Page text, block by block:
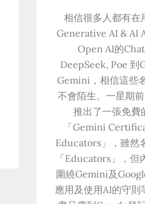
相信很多人都有在
Generative AI & AI
Open AI的
DeepSeek, Poe 到
Gemini，相信這些
不會陌生。一星期
推出了一張免費
「Gemini
Educators」，雖然
「Educators」，但
圍繞Gemini及
應用及使用AI的守則